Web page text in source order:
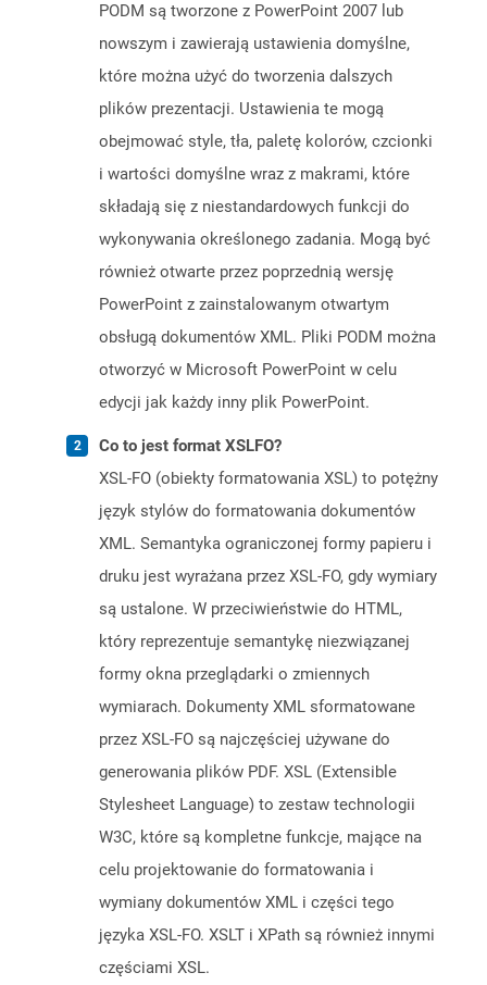
PODM są tworzone z PowerPoint 2007 lub
nowszym i zawierają ustawienia domyślne,
które można użyć do tworzenia dalszych
plików prezentacji. Ustawienia te mogą
obejmować style, tła, paletę kolorów, czcionki
i wartości domyślne wraz z makrami, które
składają się z niestandardowych funkcji do
wykonywania określonego zadania. Mogą być
również otwarte przez poprzednią wersję
PowerPoint z zainstalowanym otwartym
obsługą dokumentów XML. Pliki PODM można
otworzyć w Microsoft PowerPoint w celu
edycji jak każdy inny plik PowerPoint.
Co to jest format XSLFO?
XSL-FO (obiekty formatowania XSL) to potężny
język stylów do formatowania dokumentów
XML. Semantyka ograniczonej formy papieru i
druku jest wyrażana przez XSL-FO, gdy wymiary
są ustalone. W przeciwieństwie do HTML,
który reprezentuje semantykę niezwiązanej
formy okna przeglądarki o zmiennych
wymiarach. Dokumenty XML sformatowane
przez XSL-FO są najczęściej używane do
generowania plików PDF. XSL (Extensible
Stylesheet Language) to zestaw technologii
W3C, które są kompletne funkcje, mające na
celu projektowanie do formatowania i
wymiany dokumentów XML i części tego
języka XSL-FO. XSLT i XPath są również innymi
częściami XSL.